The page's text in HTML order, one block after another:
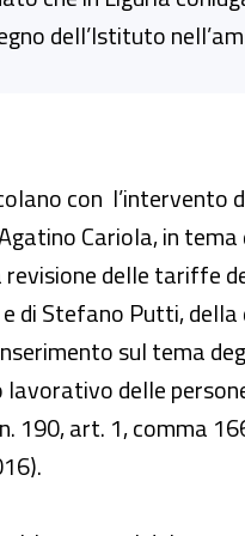
dell’Istituto
con
Cariola, in
delle tariffe
di Stefano Putti,
sul tema
delle
190, art. 1, comma